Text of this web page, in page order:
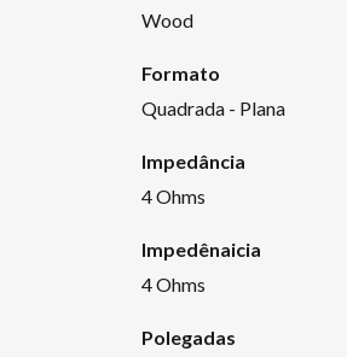
Wood
Formato
Quadrada - Plana
Impedância
4 Ohms
Impedênaicia
4 Ohms
Polegadas